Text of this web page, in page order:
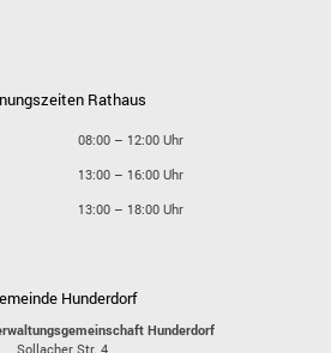
Rathaus
08:00 – 12:00 Uhr
13:00 – 16:00 Uhr
13:00 – 18:00 Uhr
Hunderdorf
Hunderdorf
Sollacher Str. 4